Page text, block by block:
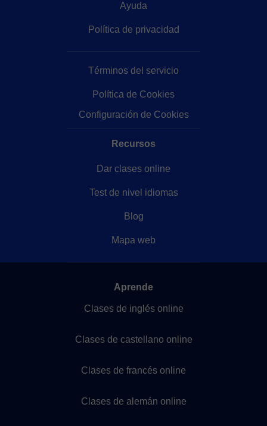
Ayuda
Política de privacidad
Términos del servicio
Política de Cookies
Configuración de Cookies
Recursos
Dar clases online
Test de nivel idiomas
Blog
Mapa web
Aprende
Clases de inglés online
Clases de castellano online
Clases de francés online
Clases de alemán online